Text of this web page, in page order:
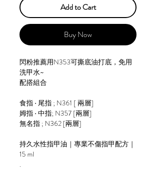
Add to Cart
Buy Now
閃粉推薦用N353可撕底油打底，免用
洗甲水~
配搭組合
食指 ‧ 尾指 ; N361 [ 兩層]
姆指 ‧ 中指; N357 [兩層]
無名指 ; N362 [兩層]
持久水性指甲油｜專業不傷指甲配方｜
15 ml
.